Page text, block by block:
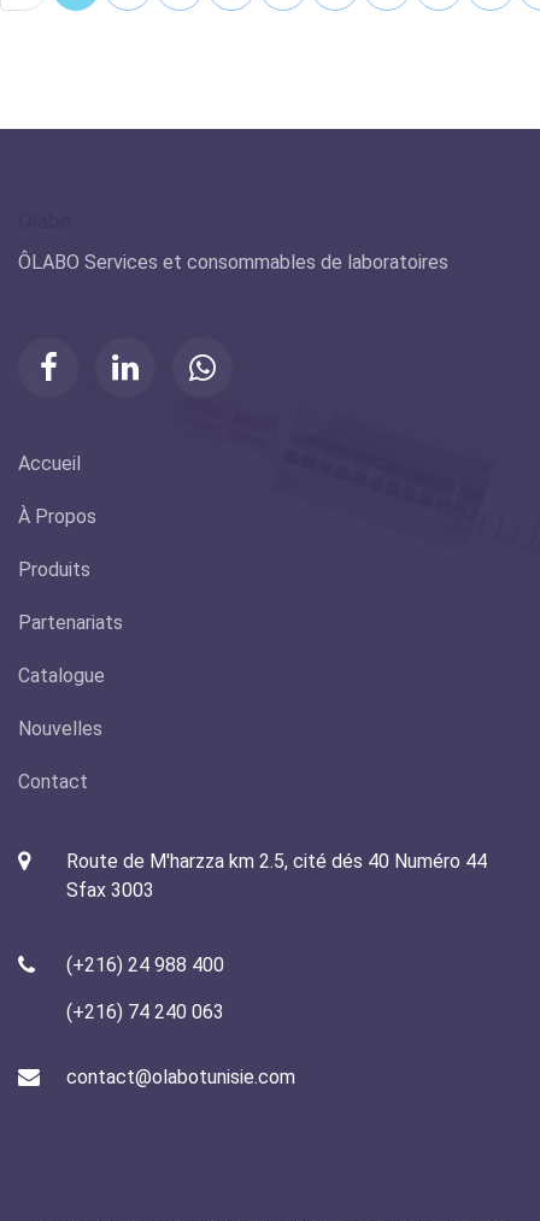
ÔLABO Services et consommables de laboratoires
Accueil
À Propos
Produits
Partenariats
Catalogue
Nouvelles
Contact
Route de M'harzza km 2.5, cité dés 40 Numéro 44
Sfax 3003
(+216) 24 988 400
(+216) 74 240 063
contact@olabotunisie.com